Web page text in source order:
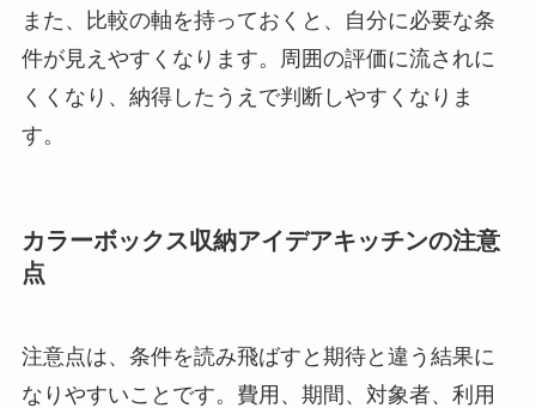
また、比較の軸を持っておくと、自分に必要な条
件が見えやすくなります。周囲の評価に流されに
くくなり、納得したうえで判断しやすくなりま
す。
カラーボックス収納アイデアキッチンの注意
点
注意点は、条件を読み飛ばすと期待と違う結果に
なりやすいことです。費用、期間、対象者、利用